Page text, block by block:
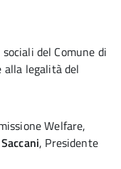
del Comune di
alla legalità del
Welfare,
, Presidente